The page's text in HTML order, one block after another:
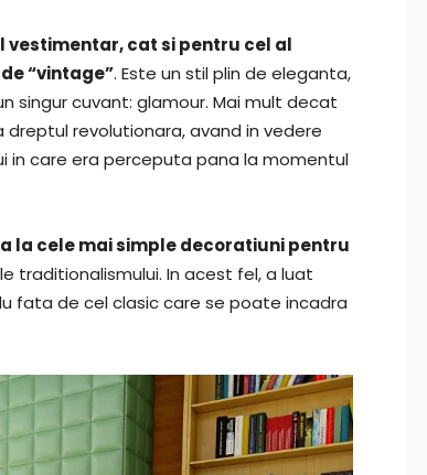
vestimentar, cat si pentru cel al
“vintage”. Este un stil plin de eleganta,
singur cuvant: glamour. Mai mult decat
revolutionara, avand in vedere
in care era perceputa pana la momentul
la cele mai simple decoratiuni pentru
traditionalismului. In acest fel, a luat
fata de cel clasic care se poate incadra